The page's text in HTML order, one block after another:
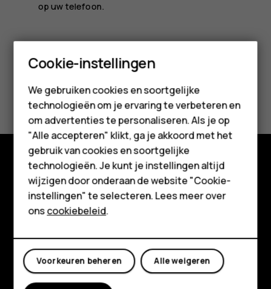
Smartphones
Feature phones
Accessoires
HMD Terra M
Voor bedrijven
Tablets
Shop
Mijn account
op uw telefoon.
Was deze informatie nuttig?
Ja Nee
Shop
Over ons
Klantenservice
FacebookInstagram
TiktokYoutubeLinkedinDiscord
Cookie-instellingen
We gebruiken cookies en soortgelijke
technologieën om je ervaring te verbeteren en
om advertenties te personaliseren. Als je op
"Alle accepteren" klikt, ga je akkoord met het
gebruik van cookies en soortgelijke
technologieën. Je kunt je instellingen altijd
wijzigen door onderaan de website "Cookie-
instellingen" te selecteren. Lees meer over
onscookiebeleid.
Alle weigeren
Voorkeuren beheren